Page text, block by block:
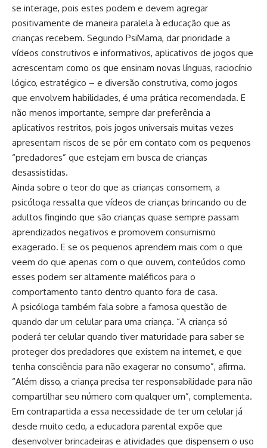
se interage, pois estes podem e devem agregar
positivamente de maneira paralela à educação que as
crianças recebem. Segundo PsiMama, dar prioridade a
vídeos construtivos e informativos, aplicativos de jogos que
acrescentam como os que ensinam novas línguas, raciocínio
lógico, estratégico – e diversão construtiva, como jogos
que envolvem habilidades, é uma prática recomendada. E
não menos importante, sempre dar preferência a
aplicativos restritos, pois jogos universais muitas vezes
apresentam riscos de se pôr em contato com os pequenos
“predadores” que estejam em busca de crianças
desassistidas.
Ainda sobre o teor do que as crianças consomem, a
psicóloga ressalta que vídeos de crianças brincando ou de
adultos fingindo que são crianças quase sempre passam
aprendizados negativos e promovem consumismo
exagerado. E se os pequenos aprendem mais com o que
veem do que apenas com o que ouvem, conteúdos como
esses podem ser altamente maléficos para o
comportamento tanto dentro quanto fora de casa.
A psicóloga também fala sobre a famosa questão de
quando dar um celular para uma criança. “A criança só
poderá ter celular quando tiver maturidade para saber se
proteger dos predadores que existem na internet, e que
tenha consciência para não exagerar no consumo”, afirma.
“Além disso, a criança precisa ter responsabilidade para não
compartilhar seu número com qualquer um”, complementa.
Em contrapartida a essa necessidade de ter um celular já
desde muito cedo, a educadora parental expõe que
desenvolver brincadeiras e atividades que dispensem o uso